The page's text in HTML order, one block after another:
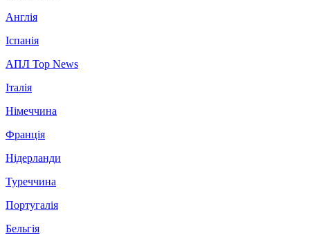
Англія
Іспанія
АПЛ Top News
Італія
Німеччина
Франція
Нідерланди
Туреччина
Португалія
Бельгія